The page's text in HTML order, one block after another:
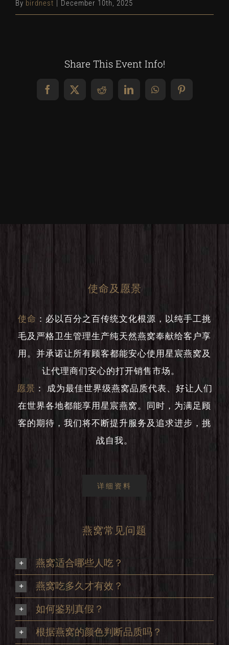
By birdnest December 10th, 2025
Share This Event Info!
Facebook
X RedditLinkedInWhatsAppPinterest
使命及愿景
使命 ： 必以百分之百传统文化根源，以纯手工挑
毛及严格卫生管理生产纯天然燕窝奉献给客户享
用。并承诺让所有顾客都能安心使用星宸燕窝及
让代理商们安心的打开销售市场。
愿景 ：
成为最佳世界级燕窝品质代表、好让人们
在世界各地都能享用星宸燕窝。同时，为满足顾
客的期待，我们将不断提升服务及追求进步，挑
战自我。
详细资料
燕窝常见问题
燕窝适合哪些人吃？
燕窝吃多久才有效？
如何鉴别真假？
根据燕窝的颜色判断品质吗？